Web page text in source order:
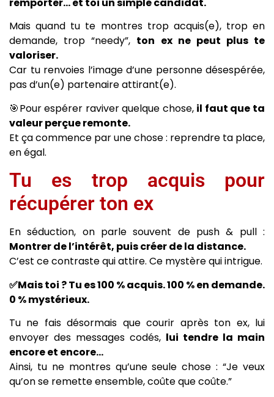
Mais quand tu te montres trop acquis(e), trop en
demande, trop “needy”, ton ex ne peut plus te
valoriser.
Car tu renvoies l’image d’une personne désespérée,
pas d’un(e) partenaire attirant(e).
🎯Pour espérer raviver quelque chose, il faut que ta
valeur perçue remonte.
Et ça commence par une chose : reprendre ta place,
en égal.
Tu es trop acquis pour
récupérer ton ex
En séduction, on parle souvent de push & pull :
Montrer de l’intérêt, puis créer de la distance.
C’est ce contraste qui attire. Ce mystère qui intrigue.
✅Mais toi ? Tu es 100 % acquis. 100 % en demande.
0 % mystérieux.
Tu ne fais désormais que courir après ton ex, lui
envoyer des messages codés, lui tendre la main
encore et encore…
Ainsi, tu ne montres qu’une seule chose : “Je veux
qu’on se remette ensemble, coûte que coûte.”